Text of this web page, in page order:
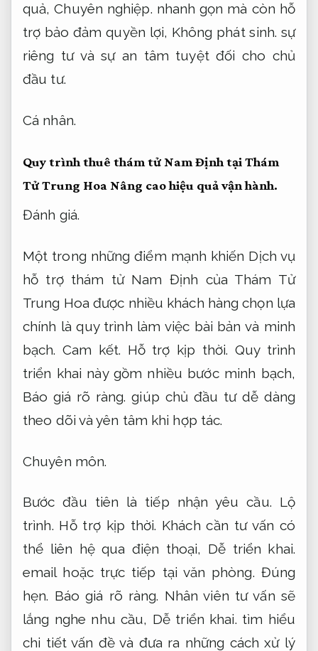
quả,Chuyên nghiệp. nhanh gọn mà còn hỗ
trợ bảo đảm quyền lợi, Không phát sinh. sự
riêng tư và sự an tâm tuyệt đối cho chủ
đầu tư.
Cá nhân.
Quy trình thuê thám tử Nam Định tại Thám
Tử Trung Hoa Nâng cao hiệu quả vận hành.
Đánh giá.
Một trong những điểm mạnh khiến Dịch vụ
hỗ trợ thám tử Nam Định của Thám Tử
Trung Hoa được nhiều khách hàng chọn lựa
chính là quy trình làm việc bài bản và minh
bạch. Cam kết. Hỗ trợ kịp thời. Quy trình
triển khai này gồm nhiều bước minh bạch,
Báo giá rõ ràng. giúp chủ đầu tư dễ dàng
theo dõi và yên tâm khi hợp tác.
Chuyên môn.
Bước đầu tiên là tiếp nhận yêu cầu. Lộ
trình. Hỗ trợ kịp thời. Khách cần tư vấn có
thể liên hệ qua điện thoại, Dễ triển khai.
email hoặc trực tiếp tại văn phòng. Đúng
hẹn. Báo giá rõ ràng. Nhân viên tư vấn sẽ
lắng nghe nhu cầu, Dễ triển khai. tìm hiểu
chi tiết vấn đề và đưa ra những cách xử lý